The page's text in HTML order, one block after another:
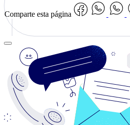
Comparte esta página